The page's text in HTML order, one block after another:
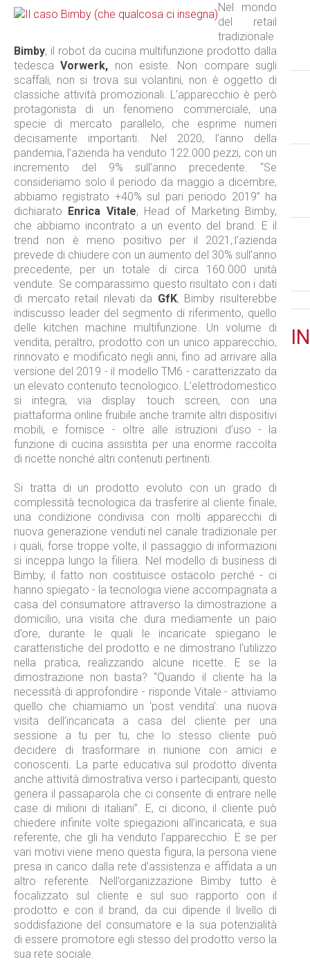
Nel mondo
del retail
tradizionale
Bimby, il robot da cucina multifunzione prodotto dalla
tedescaVorwerk, non esiste. Non compare sugli
scaffali, non si trova sui volantini, non è oggetto di
classiche attività promozionali. L’apparecchio è però
protagonista di un fenomeno commerciale, una
specie di mercato parallelo, che esprime numeri
decisamente importanti. Nel 2020, l’anno della
pandemia, l’azienda ha venduto 122.000 pezzi, con un
incremento del 9% sull’anno precedente. “Se
consideriamo solo il periodo da maggio a dicembre,
abbiamo registrato +40% sul pari periodo 2019” ha
dichiarato
Enrica Vitale, Head of Marketing Bimby,
che abbiamo incontrato a un evento del brand. E il
trend non è meno positivo per il 2021,:l’azienda
prevede di chiudere con un aumento del 30% sull’anno
precedente, per un totale di circa 160.000 unità
vendute. Se comparassimo questo risultato con i dati
di mercato retail rilevati da GfK, Bimby risulterebbe
indiscusso leader del segmento di riferimento, quello
delle kitchen machine multifunzione. Un volume di
vendita, peraltro, prodotto con un unico apparecchio,
rinnovato e modificato negli anni, fino ad arrivare alla
versione del 2019 - il modello TM6 - caratterizzato da
un elevato contenuto tecnologico. L’elettrodomestico
si integra, via display touch screen, con una
piattaforma online fruibile anche tramite altri dispositivi
mobili, e fornisce - oltre alle istruzioni d’uso - la
funzione di cucina assistita per una enorme raccolta
di ricette nonché altri contenuti pertinenti.
Si tratta di un prodotto evoluto con un grado di
complessità tecnologica da trasferire al cliente finale,
una condizione condivisa con molti apparecchi di
nuova generazione venduti nel canale tradizionale per
i quali, forse troppe volte, il passaggio di informazioni
si inceppa lungo la filiera. Nel modello di business di
Bimby, il fatto non costituisce ostacolo perché - ci
hanno spiegato - la tecnologia viene accompagnata a
casa del consumatore attraverso la dimostrazione a
domicilio, una visita che dura mediamente un paio
d’ore, durante le quali le incaricate spiegano le
caratteristiche del prodotto e ne dimostrano l'utilizzo
nella pratica, realizzando alcune ricette. E se la
dimostrazione non basta? “Quando il cliente ha la
necessità di approfondire - risponde Vitale - attiviamo
quello che chiamiamo un ‘post vendita’: una nuova
visita dell’incaricata a casa del cliente per una
sessione a tu per tu, che lo stesso cliente può
decidere di trasformare in riunione con amici e
conoscenti. La parte educativa sul prodotto diventa
anche attività dimostrativa verso i partecipanti, questo
genera il passaparola che ci consente di entrare nelle
case di milioni di italiani”. E, ci dicono, il cliente può
chiedere infinite volte spiegazioni all’incaricata, e sua
referente, che gli ha venduto l’apparecchio. E se per
vari motivi viene meno questa figura, la persona viene
presa in carico dalla rete d’assistenza e affidata a un
altro referente. Nell’organizzazione Bimby tutto è
focalizzato sul cliente e sul suo rapporto con il
prodotto e con il brand, da cui dipende il livello di
soddisfazione del consumatore e la sua potenzialità
di essere promotore egli stesso del prodotto verso la
sua rete sociale.
IN